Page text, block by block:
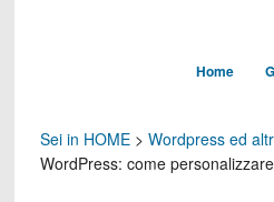
Home
Sei in HOME> Wordpress ed
WordPress: come